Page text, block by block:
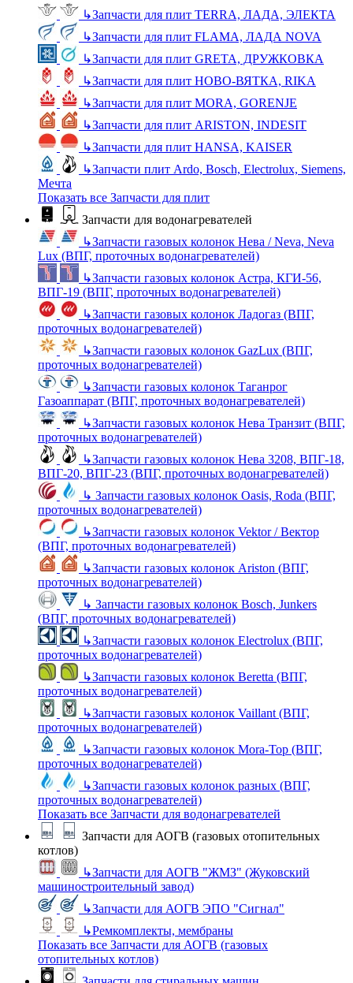
↳Запчасти для плит TERRA, ЛАДА, ЭЛЕКТА
↳Запчасти для плит FLAMA, ЛАДА NOVA
↳Запчасти для плит GRETA, ДРУЖКОВКА
↳Запчасти для плит НОВО-ВЯТКА, RIKA
↳Запчасти для плит MORA, GORENJE
↳Запчасти для плит ARISTON, INDESIT
↳Запчасти для плит HANSA, KAISER
↳Запчасти плит Ardo, Bosch, Electrolux, Siemens,
Мечта
Показать все Запчасти для плит
Запчасти для водонагревателей
↳Запчасти газовых колонок Нева / Neva, Neva
Lux (ВПГ, проточных водонагревателей)
↳Запчасти газовых колонок Астра, КГИ-56,
ВПГ-19 (ВПГ, проточных водонагревателей)
↳Запчасти газовых колонок Ладогаз (ВПГ,
проточных водонагревателей)
↳Запчасти газовых колонок GazLux (ВПГ,
проточных водонагревателей)
↳Запчасти газовых колонок Таганрог
Газоаппарат (ВПГ, проточных водонагревателей)
↳Запчасти газовых колонок Нева Транзит (ВПГ,
проточных водонагревателей)
↳Запчасти газовых колонок Нева 3208, ВПГ-18,
ВПГ-20, ВПГ-23 (ВПГ, проточных водонагревателей)
↳ Запчасти газовых колонок Oasis, Roda (ВПГ,
проточных водонагревателей)
↳Запчасти газовых колонок Vektor / Вектор
(ВПГ, проточных водонагревателей)
↳Запчасти газовых колонок Ariston (ВПГ,
проточных водонагревателей)
↳ Запчасти газовых колонок Bosch, Junkers
(ВПГ, проточных водонагревателей)
↳Запчасти газовых колонок Electrolux (ВПГ,
проточных водонагревателей)
↳Запчасти газовых колонок Beretta (ВПГ,
проточных водонагревателей)
↳Запчасти газовых колонок Vaillant (ВПГ,
проточных водонагревателей)
↳Запчасти газовых колонок Mora-Top (ВПГ,
проточных водонагревателей)
↳Запчасти газовых колонок разных (ВПГ,
проточных водонагревателей)
Показать все Запчасти для водонагревателей
Запчасти для АОГВ (газовых отопительных
котлов)
↳Запчасти для АОГВ "ЖМЗ" (Жуковский
машиностроительный завод)
↳Запчасти для АОГВ ЭПО "Сигнал"
↳Ремкомплекты, мембраны
Показать все Запчасти для АОГВ (газовых
отопительных котлов)